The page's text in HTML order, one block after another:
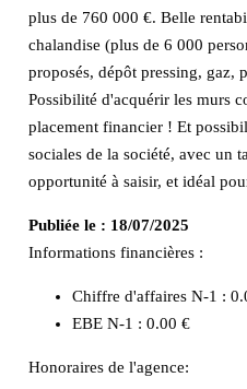
plus de 760 000 €. Belle
chalandise (plus de 6 000
proposés, dépôt pressing, gaz,
Possibilité d'acquérir les murs
placement financier ! Et
sociales de la société, avec un
opportunité à saisir, et idéal
Publiée le : 18/07/2025
Informations financières :
Chiffre d'affaires N-1 :
EBE N-1 : 0.00 €
Honoraires de l'agence: